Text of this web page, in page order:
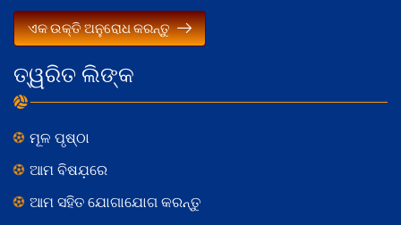
ତ୍ୱରିତ ଲିଙ୍କ
ମୂଳ ପୃଷ୍ଠା
ଆମ ବିଷଯ଼ରେ
ଆମ ସହିତ ଯୋଗାଯୋଗ କରନ୍ତୁ
ଏକ ଉକ୍ତି ଅନୁରୋଧ କରନ୍ତୁ